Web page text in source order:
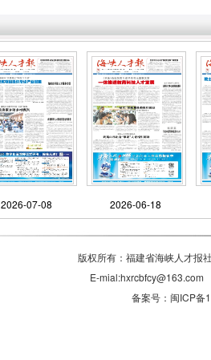
2026-07-08 2026-06-18
版权所有：福建省海峡人才
E-
备案号：闽ICP备